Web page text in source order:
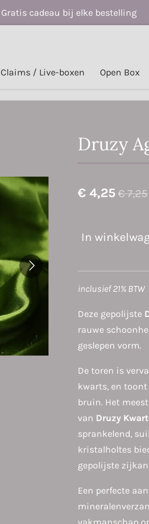
Gratis cadeau bij elke bestelling
Claims / Live-boxen Open Box
Druzy
€ 4,25 € 7,25
In
inclusief 21% BTW
Deze gepolijste
rauwe
geslepen vorm.
De toren is
kwarts, en
bruin. Het
van Druzy
sprankelend,
kristalholtes
gepolijste
Een perfecte